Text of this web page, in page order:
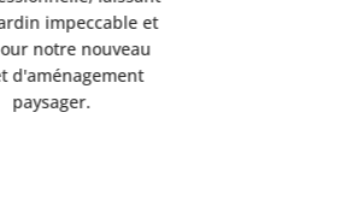
impeccable et
nouveau